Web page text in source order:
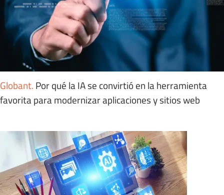
Globant. Por qué la IA se convirtió en la herramienta
favorita para modernizar aplicaciones y sitios web